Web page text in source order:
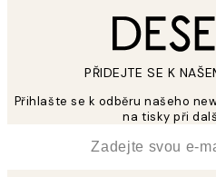
PŘIDEJTE SE K
Přihlašte se k odběru našeho
na tisky při